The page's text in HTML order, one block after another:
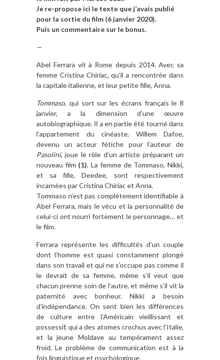
Je re-propose ici le texte que j’avais publié
pour la sortie du film (6 janvier 2020).
Puis un commentaire sur le bonus.
—
Abel Ferrara vit à Rome depuis 2014. Avec sa
femme Cristina Chiriac, qu’il a rencontrée dans
la capitale italienne, et leur petite fille, Anna.
Tommaso, qui sort sur les écrans français le 8
janvier, a la dimension d’une œuvre
autobiographique. Il a en partie été tourné dans
l’appartement du cinéaste. Willem Dafoe,
devenu un acteur fétiche pour l’auteur de
Pasolini, joue le rôle d’un artiste préparant un
nouveau film (1). La femme de Tommaso, Nikki,
et sa fille, Deedee, sont respectivement
incarnées par Cristina Chiriac et Anna.
Tommaso n’est pas complètement identifiable à
Abel Ferrara, mais le vécu et la personnalité de
celui-ci ont nourri fortement le personnage… et
le film.
Ferrara représente les difficultés d’un couple
dont l’homme est quasi constamment plongé
dans son travail et qui ne s’occupe pas comme il
le devrait de sa femme, même s’il veut que
chacun prenne soin de l’autre, et même s’il vit la
paternité avec bonheur. Nikki a besoin
d’indépendance. On sent bien les différences
de culture entre l’Américain vieillissant et
possessif, qui a des atomes crochus avec l’Italie,
et la jeune Moldave au tempérament assez
froid. Le problème de communication est à la
fois linguistique et psychologique.